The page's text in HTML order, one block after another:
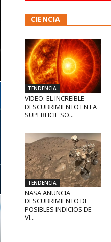
CIENCIA
TENDENCIA
VIDEO: EL INCREÍBLE
DESCUBRIMIENTO EN LA
SUPERFICIE SO...
TENDENCIA
NASA ANUNCIA
DESCUBRIMIENTO DE
POSIBLES INDICIOS DE
VI...